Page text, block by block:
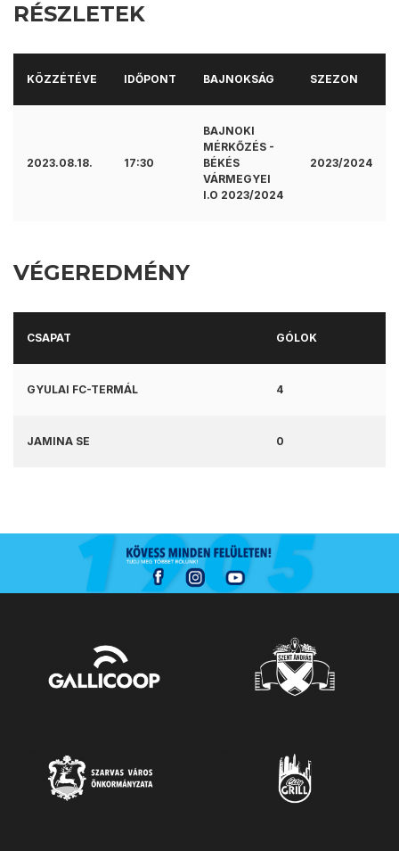
RÉSZLETEK
KÖZZÉTÉVE IDŐPONT BAJNOKSÁG SZEZON
2023.08.18. 17:30
BAJNOKI
MÉRKŐZÉS -
BÉKÉS
VÁRMEGYEI
I.O 2023/2024
2023/2024
VÉGEREDMÉNY
CSAPAT GÓLOK
GYULAI FC-TERMÁL 4
JAMINA SE 0